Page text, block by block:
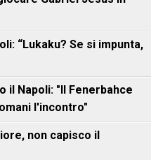
“Lukaku? Se si impunta,
il Napoli: "Il Fenerbahce
l'incontro"
non capisco il